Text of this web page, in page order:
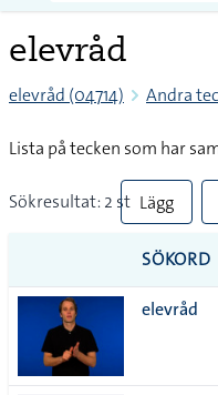
elevråd
elevråd (04714) Andra
Lista på tecken som har
Sökresultat: 2 st Lägg
till
alla i
SÖKORD
elevråd